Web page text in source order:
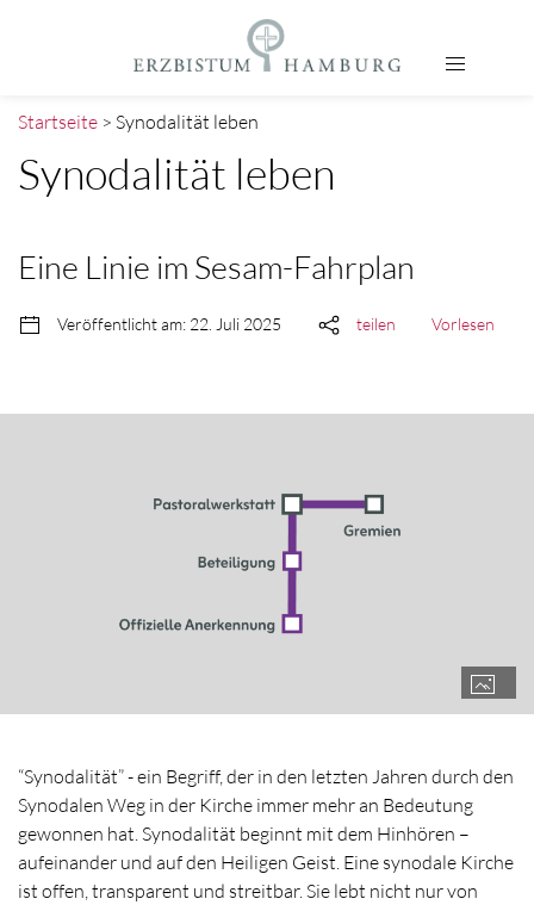
Startseite > Synodalität leben
Synodalität leben
Eine Linie im Sesam-Fahrplan
Veröffentlicht am: 22. Juli 2025 teilen Vorlesen
“Synodalität” - ein Begriff, der in den letzten Jahren durch den
Synodalen Weg in der Kirche immer mehr an Bedeutung
gewonnen hat. Synodalität beginnt mit dem Hinhören –
aufeinander und auf den Heiligen Geist. Eine synodale Kirche
ist offen, transparent und streitbar. Sie lebt nicht nur von